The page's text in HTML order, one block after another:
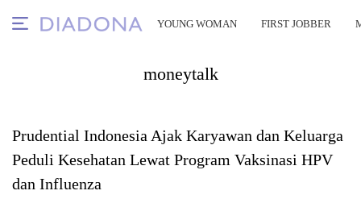
YOUNG WOMAN FIRST JOBBER
moneytalk
Prudential Indonesia Ajak Karyawan dan Keluarga
Peduli Kesehatan Lewat Program Vaksinasi HPV
dan Influenza